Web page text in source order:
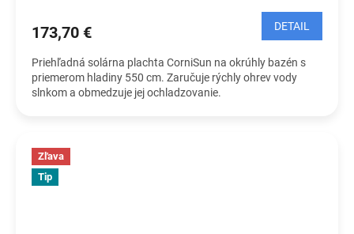
173,70 € DETAIL
Priehľadná solárna plachta CorniSun na okrúhly bazén s
priemerom hladiny 550 cm. Zaručuje rýchly ohrev vody
slnkom a obmedzuje jej ochladzovanie.
Zľava
Tip